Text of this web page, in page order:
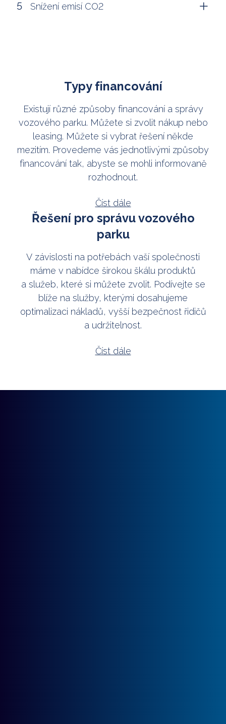
Snížení emisí CO2
Typy financování
Existují různé způsoby financování a správy
vozového parku. Můžete si zvolit nákup nebo
leasing. Můžete si vybrat řešení někde
mezitím. Provedeme vás jednotlivými způsoby
financování tak, abyste se mohli informovaně
rozhodnout.
Číst dále
Řešení pro správu vozového
parku
V závislosti na potřebách vaší společnosti
máme v nabídce širokou škálu produktů
a služeb, které si můžete zvolit. Podívejte se
blíže na služby, kterými dosahujeme
optimalizaci nákladů, vyšší bezpečnost řidičů
a udržitelnost.
Číst dále